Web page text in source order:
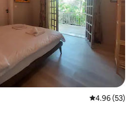
從 53 則評價
4.96 (53)